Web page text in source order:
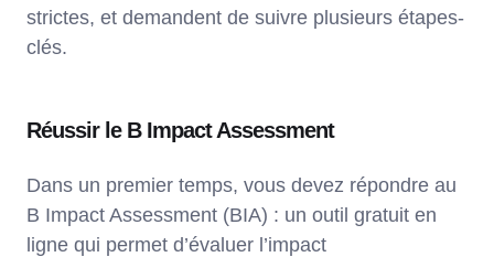
strictes, et demandent de suivre plusieurs étapes-
clés.
Réussir le B Impact Assessment
Dans un premier temps, vous devez répondre au
B Impact Assessment (BIA) : un outil gratuit en
ligne qui permet d’évaluer l’impact